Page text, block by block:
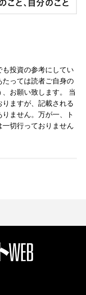
投資の参考にしてい
っては読者ご自身の
お願い致します。 当
ますが、記載される
ません。万が一、ト
切行っておりません